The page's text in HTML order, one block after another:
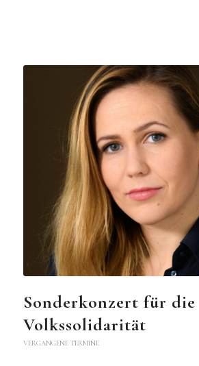
Sonderkonzert für die
Volkssolidarität
VERGANGENE TERMINE